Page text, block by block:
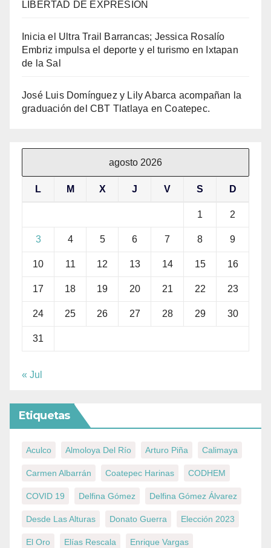
LIBERTAD DE EXPRESIÓN
Inicia el Ultra Trail Barrancas; Jessica Rosalío
Embriz impulsa el deporte y el turismo en Ixtapan
de la Sal
José Luis Domínguez y Lily Abarca acompañan la
graduación del CBT Tlatlaya en Coatepec.
agosto 2026
L M X J V S D
1 2
3 4 5 6 7 8 9
10 11 12 13 14 15 16
17 18 19 20 21 22 23
24 25 26 27 28 29 30
31
« Jul
Etiquetas
Aculco Almoloya Del Río Arturo Piña Calimaya
Carmen Albarrán Coatepec Harinas CODHEM
COVID 19 Delfina Gómez Delfina Gómez Álvarez
Desde Las Alturas Donato Guerra Elección 2023
El Oro Elías Rescala Enrique Vargas